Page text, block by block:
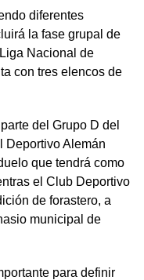
diferentes
la fase grupal de
Nacional de
con tres elencos de
del Grupo D del
Deportivo Alemán
que tendrá como
el Club Deportivo
de forastero, a
municipal de
para definir